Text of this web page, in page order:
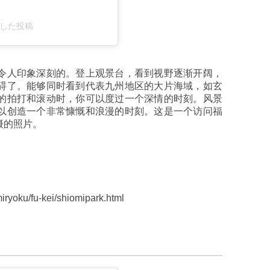
た投稿
印象深刻的。登上观景台，看到视野逐渐开阔，
了。能够同时看到代表九州地区的大片海域，如玄
拍打和滚动时，你可以度过一个深情的时刻。风景
造一个非常慷慨和浪漫的时刻。这是一个访问福
照片。
fu-kei/shiomipark.html